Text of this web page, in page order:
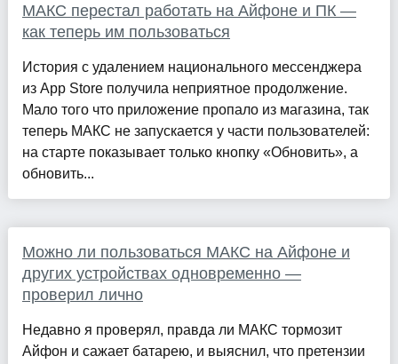
МАКС перестал работать на Айфоне и ПК —
как теперь им пользоваться
История с удалением национального мессенджера
из App Store получила неприятное продолжение.
Мало того что приложение пропало из магазина, так
теперь МАКС не запускается у части пользователей:
на старте показывает только кнопку «Обновить», а
обновить...
Можно ли пользоваться МАКС на Айфоне и
других устройствах одновременно —
проверил лично
Недавно я проверял, правда ли МАКС тормозит
Айфон и сажает батарею, и выяснил, что претензии